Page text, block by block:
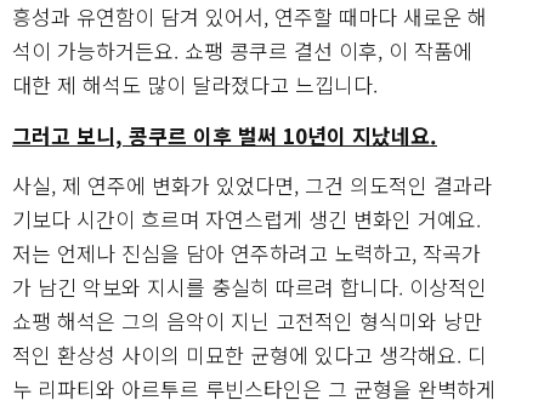
흥성과 유연함이 담겨 있어서, 연주할 때마다 새로운 해
석이 가능하거든요. 쇼팽 콩쿠르 결선 이후, 이 작품에
대한 제 해석도 많이 달라졌다고 느낍니다.
그러고 보니, 콩쿠르 이후 벌써 10년이 지났네요.
사실, 제 연주에 변화가 있었다면, 그건 의도적인 결과라
기보다 시간이 흐르며 자연스럽게 생긴 변화인 거예요.
저는 언제나 진심을 담아 연주하려고 노력하고, 작곡가
가 남긴 악보와 지시를 충실히 따르려 합니다. 이상적인
쇼팽 해석은 그의 음악이 지닌 고전적인 형식미와 낭만
적인 환상성 사이의 미묘한 균형에 있다고 생각해요. 디
누 리파티와 아르투르 루빈스타인은 그 균형을 완벽하게